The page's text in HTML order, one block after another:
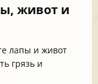
живот и
лапы и живот
грязь и